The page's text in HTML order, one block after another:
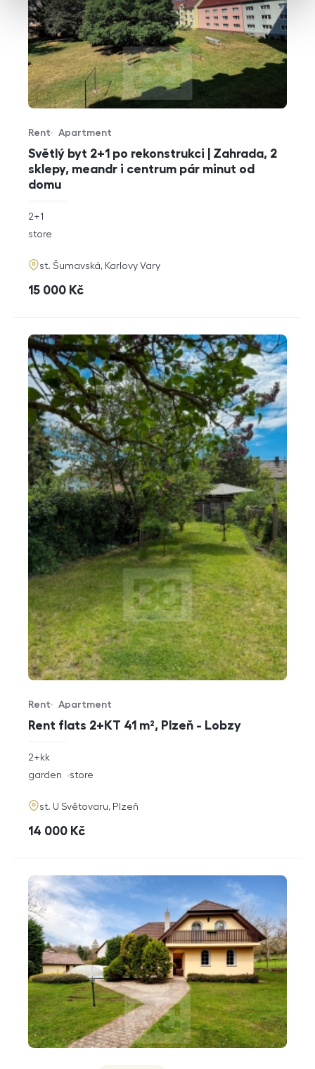
Světlý byt 2+1 po rekonstrukci | Zahrada, 2
sklepy, meandr i centrum pár minut od
domu
Offer type
Rent
Property type
Apartment
rozměry
2+1
funkce
store
adresa
st. Šumavská, Karlovy Vary
cena
15 000 Kč
Rent flats 2+KT 41 m², Plzeň - Lobzy
Offer type
Rent
Property type
Apartment
rozměry
2+kk
funkce
garden store
adresa
st. U Světovaru, Plzeň
cena
14 000 Kč